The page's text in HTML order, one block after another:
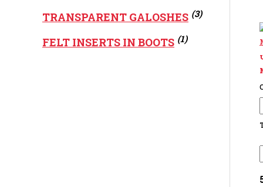
TRANSPARENT GALOSHES (3)
FELT INSERTS IN BOOTS (1)